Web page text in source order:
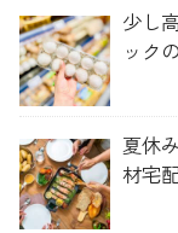
少し
ック
夏休
材宅